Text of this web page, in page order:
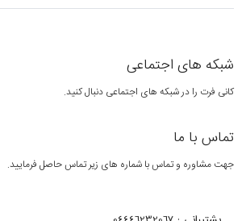
شبکه های اجتماعی
کانی فرت را در شبکه های اجتماعی دنبال کنید.
تماس با ما
جهت مشاوره و تماس با شماره های زیر تماس حاصل فرمایید.